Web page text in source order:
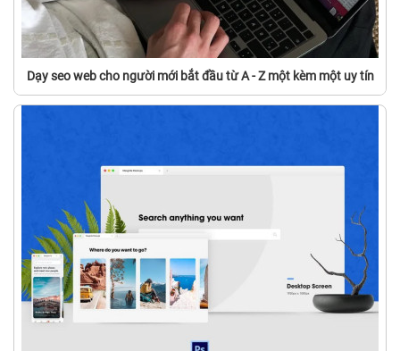
Dạy seo web cho người mới bắt đầu từ A - Z một kèm một uy tín